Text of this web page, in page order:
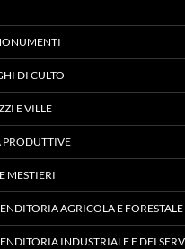
DI CULTO
E VILLE
PRODUTTIVE
MESTIERI
AGRICOLA E FORESTALE
INDUSTRIALE E DEI